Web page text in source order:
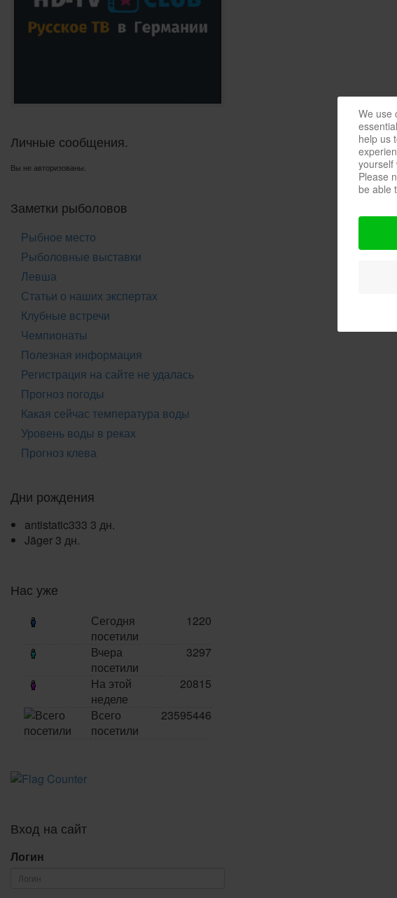
Личные сообщения.
Вы не авторизованы.
Заметки рыболовов
Рыбное место
Рыболовные выставки
Левша
Статьи о наших экспертах
Клубные встречи
Чемпионаты
Полезная информация
Регистрация на сайте не удалась
Прогноз погоды
Какая сейчас температура воды
Уровень воды в реках
Прогноз клева
Дни рождения
antistatic333 3 дн.
Jäger 3 дн.
Нас уже
Сегодня
посетили
1220
Вчера
посетили
3297
На этой
неделе
20815
Всего
посетили
23595446
Вход на сайт
Логин
We use
help us
yourself
Please
be able